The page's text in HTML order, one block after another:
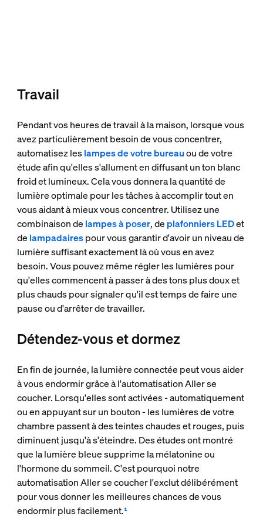
Travail
Pendant vos heures de travail à la maison, lorsque vous
avez particulièrement besoin de vous concentrer,
automatisez leslampes de votre bureauou de votre
étude afin qu'elles s'allument en diffusant un ton blanc
froid et lumineux. Cela vous donnera la quantité de
lumière optimale pour les tâches à accomplir tout en
vous aidant à mieux vous concentrer. Utilisez une
combinaison de lampes à poser, de plafonniers LEDet
de lampadairespour vous garantir d'avoir un niveau de
lumière suffisant exactement là où vous en avez
besoin. Vous pouvez même régler les lumières pour
qu'elles commencent à passer à des tons plus doux et
plus chauds pour signaler qu'il est temps de faire une
pause ou d'arrêter de travailler.
Détendez-vous et dormez
En fin de journée, la lumière connectée peut vous aider
à vous endormir grâce à l'automatisation Aller se
coucher. Lorsqu'elles sont activées - automatiquement
ou en appuyant sur un bouton - les lumières de votre
chambre passent à des teintes chaudes et rouges, puis
diminuent jusqu'à s'éteindre. Des études ont montré
que la lumière bleue supprime la mélatonine ou
l'hormone du sommeil. C'est pourquoi notre
automatisation Aller se coucher l'exclut délibérément
pour vous donner les meilleures chances de vous
endormir plus facilement.¹